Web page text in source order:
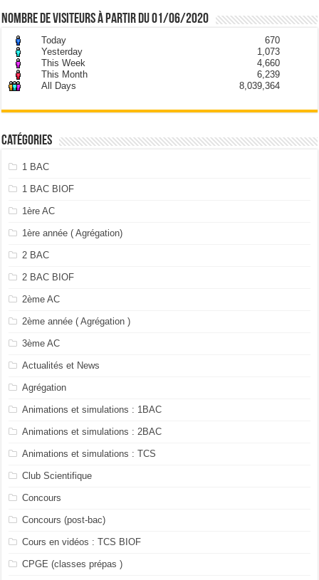
nombre de visiteurs à partir du 01/06/2020
Today
670
Yesterday
1,073
This Week
4,660
This Month
6,239
All Days
8,039,364
Catégories
1 BAC
1 BAC BIOF
1ère AC
1ère année ( Agrégation)
2 BAC
2 BAC BIOF
2ème AC
2ème année ( Agrégation )
3ème AC
Actualités et News
Agrégation
Animations et simulations : 1BAC
Animations et simulations : 2BAC
Animations et simulations : TCS
Club Scientifique
Concours
Concours (post-bac)
Cours en vidéos : TCS BIOF
CPGE (classes prépas )